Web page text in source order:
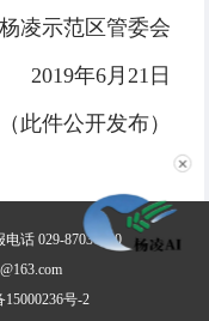
杨凌示范区管委会
2019年6月 21 日
（此件公开发布）
话 029-87030800
15000236号-2
✕